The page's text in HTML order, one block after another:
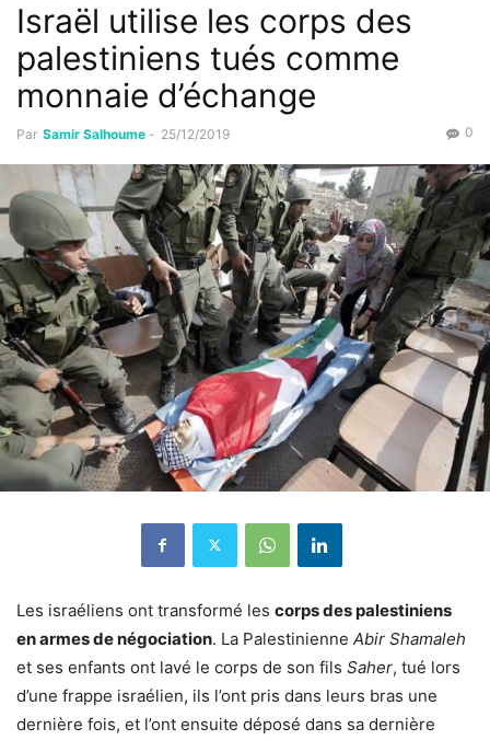
Israël utilise les corps des
palestiniens tués comme
monnaie d’échange
Par Samir Salhoume - 25/12/2019 0
Les israéliens ont transformé les corps des palestiniens
en armes de négociation. La Palestinienne Abir Shamaleh
et ses enfants ont lavé le corps de son fils Saher, tué lors
d’une frappe israélien, ils l’ont pris dans leurs bras une
dernière fois, et l’ont ensuite déposé dans sa dernière